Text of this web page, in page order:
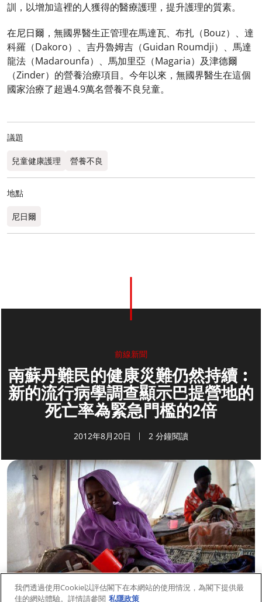
訓，以增加這裡的人獲得的醫療護理，提升護理的質素。
在尼日爾，無國界醫生正管理在馬達瓦、布扎（Bouz）、達
科羅（Dakoro）、吉丹魯姆吉（Guidan Roumdji）、馬達
龍法（Madarounfa）、馬加里亞（Magaria）及津德爾
（Zinder）的營養治療項目。今年以來，無國界醫生在這個
國家治療了超過4.9萬名營養不良兒童。
議題
兒童健康護理 營養不良
地點
尼日爾
前線新聞
南蘇丹難民的健康災難仍然持續︰
新的流行病學調查顯示巴提營地的
死亡率為緊急門檻的2倍
2012年8月20日 2 分鐘閱讀
我們透過使用Cookie以評估閣下在本網站的使用情況，為閣下提供最
佳的網站體驗。詳情請參閱 私隱政策